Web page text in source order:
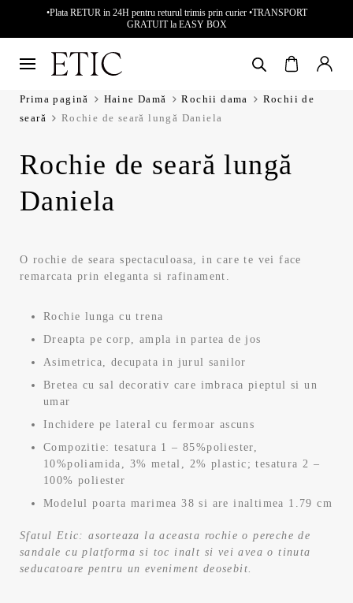
•Plata RETUR in 24H pentru returul trimis prin curier •TRANSPORT
GRATUIT la EASY BOX
Prima pagină Haine Damă Rochii dama
Rochii de
seară
Rochie de seară lungă Daniela
Rochie de seară lungă
Daniela
O rochie de seara spectaculoasa, in care te vei face
remarcata prin eleganta si rafinament.
Rochie lunga cu trena
Dreapta pe corp, ampla in partea de jos
Asimetrica, decupata in jurul sanilor
Bretea cu sal decorativ care imbraca pieptul si un
umar
Inchidere pe lateral cu fermoar ascuns
Compozitie: tesatura 1 – 85%poliester,
10%poliamida, 3% metal, 2% plastic; tesatura 2 –
100% poliester
Modelul poarta marimea 38 si are inaltimea 1.79 cm
Sfatul Etic: asorteaza la aceasta rochie o pereche de
sandale cu platforma si toc inalt si vei avea o tinuta
seducatoare pentru un eveniment deosebit.